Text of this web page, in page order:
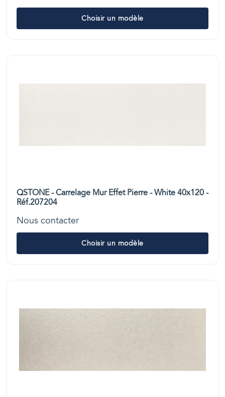
Choisir un modèle
QSTONE - Carrelage Mur Effet Pierre - White 40x120 -
Réf.207204
Nous contacter
Choisir un modèle